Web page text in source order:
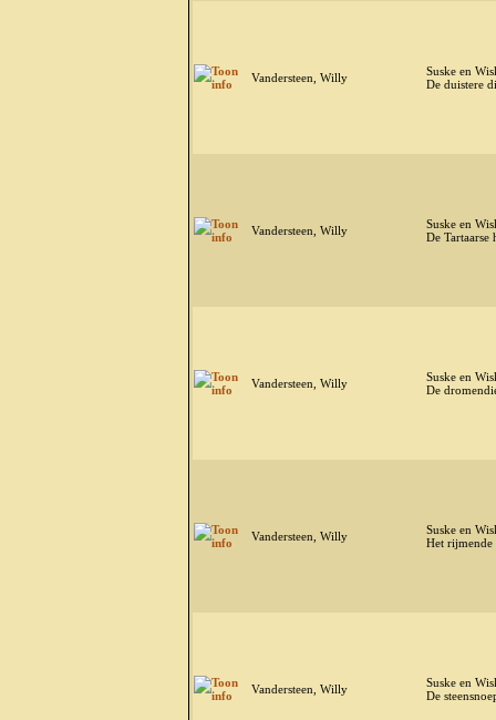
Vandersteen, Willy
Suske en
De duistere
Vandersteen, Willy
Suske en
De Tartaarse
Vandersteen, Willy
Suske en
De
Vandersteen, Willy
Suske en
Het rijmende
Vandersteen, Willy
Suske en
De